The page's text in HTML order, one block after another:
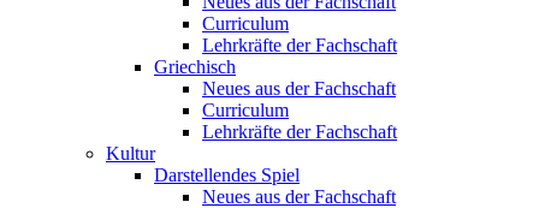
Curriculum
Lehrkräfte der Fachschaft
Griechisch
Neues aus der Fachschaft
Curriculum
Lehrkräfte der Fachschaft
Kultur
Darstellendes Spiel
Neues aus der Fachschaft